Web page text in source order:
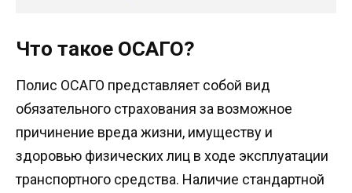
Что такое ОСАГО?
Полис ОСАГО представляет собой вид
обязательного страхования за возможное
причинение вреда жизни, имуществу и
здоровью физических лиц в ходе эксплуатации
транспортного средства. Наличие стандартной